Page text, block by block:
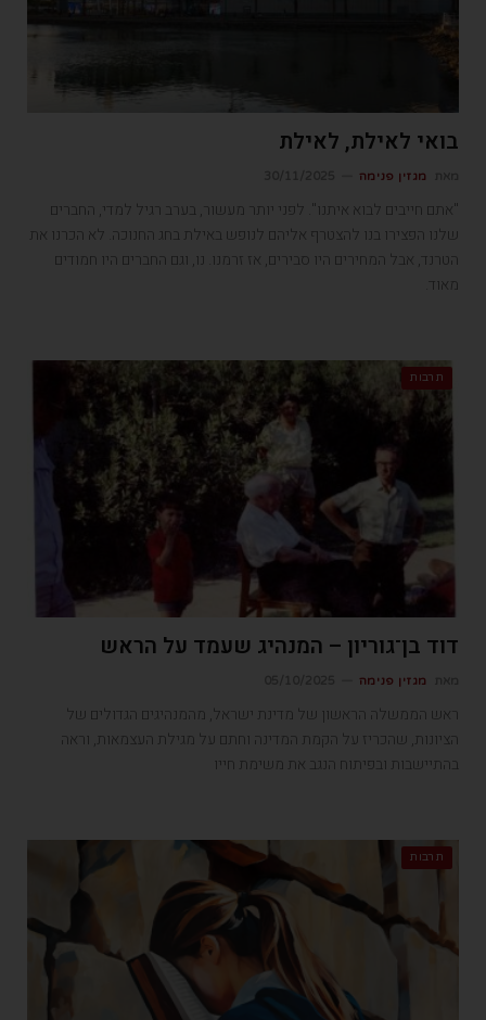
בואי לאילת, לאילת
מגזין פנימה
"אתם חייבים לבוא איתנו". לפני יותר מעשור, בערב רגיל למדי, החברים
שלנו הפצירו בנו להצטרף אליהם לנופש באילת בחג החנוכה. לא הכרנו את
הטרנד, אבל המחירים היו סבירים, אז זרמנו. נו, וגם החברים היו חמודים
מאוד.
תרבות
דוד בן־גוריון – המנהיג שעמד על הראש
מגזין פנימה
ראש הממשלה הראשון של מדינת ישראל, מהמנהיגים הגדולים של
הציונות, שהכריז על הקמת המדינה וחתם על מגילת העצמאות, וראה
בהתיישבות ובפיתוח הנגב את משימת חייו
תרבות